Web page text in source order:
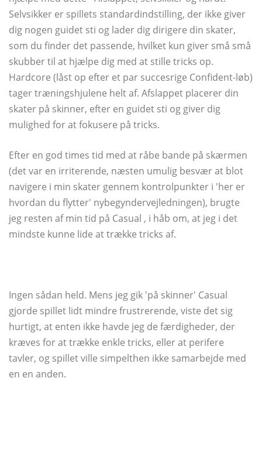
Selvsikker er spillets standardindstilling, der ikke giver
dig nogen guidet sti og lader dig dirigere din skater,
som du finder det passende, hvilket kun giver små små
skubber til at hjælpe dig med at stille tricks op.
Hardcore (låst op efter et par succesrige Confident-løb)
tager træningshjulene helt af. Afslappet placerer din
skater på skinner, efter en guidet sti og giver dig
mulighed for at fokusere på tricks.
Efter en god times tid med at råbe bande på skærmen
(det var en irriterende, næsten umulig besvær at blot
navigere i min skater gennem kontrolpunkter i 'her er
hvordan du flytter' nybegyndervejledningen), brugte
jeg resten af ​​min tid på Casual , i håb om, at jeg i det
mindste kunne lide at trække tricks af.
Ingen sådan held. Mens jeg gik 'på skinner' Casual
gjorde spillet lidt mindre frustrerende, viste det sig
hurtigt, at enten ikke havde jeg de færdigheder, der
kræves for at trække enkle tricks, eller at perifere
tavler, og spillet ville simpelthen ikke samarbejde med
en en anden.